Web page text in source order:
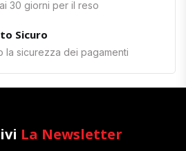
30 giorni per il reso
Sicuro
la sicurezza dei pagamenti
La Newsletter